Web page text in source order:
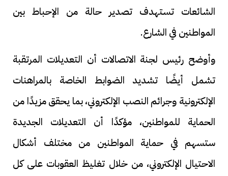
الشائعات تستهدف تصدير حالة من الإحباط بين
المواطنين في الشارع.
وأوضح رئيس لجنة الاتصالات أن التعديلات المرتقبة
تشمل أيضًا تشديد الضوابط الخاصة بالمراهنات
الإلكترونية وجرائم النصب الإلكتروني، بما يحقق مزيدًا من
الحماية للمواطنين، مؤكدًا أن التعديلات الجديدة
ستسهم في حماية المواطنين من مختلف أشكال
الاحتيال الإلكتروني، من خلال تغليظ العقوبات على كل